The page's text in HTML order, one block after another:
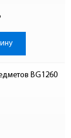
BG1260